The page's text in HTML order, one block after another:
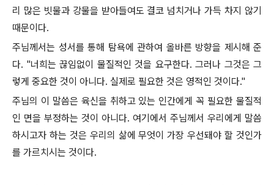
리 많은 빗물과 강물을 받아들여도 결코 넘치거나 가득 차지 않기
때문이다.
주님께서는 성서를 통해 탐욕에 관하여 올바른 방향을 제시해 준
다. "너희는 끊임없이 물질적인 것을 요구한다. 그러나 그것은 그
렇게 중요한 것이 아니다. 실제로 필요한 것은 영적인 것이다."
주님의 이 말씀은 육신을 취하고 있는 인간에게 꼭 필요한 물질적
인 면을 부정하는 것이 아니다. 여기에서 주님께서 우리에게 말씀
하시고자 하는 것은 우리의 삶에 무엇이 가장 우선돼야 할 것인가
를 가르치시는 것이다.